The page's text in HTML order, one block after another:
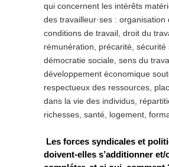
qui concernent les intérêts
des travailleur·ses : organisation
conditions de travail, droit du
rémunération, précarité, sécurité
démocratie sociale, sens du
développement économique
respectueux des ressources,
dans la vie des individus,
richesses, santé, logement,
Les forces syndicales et
doivent-elles s’additionner et/